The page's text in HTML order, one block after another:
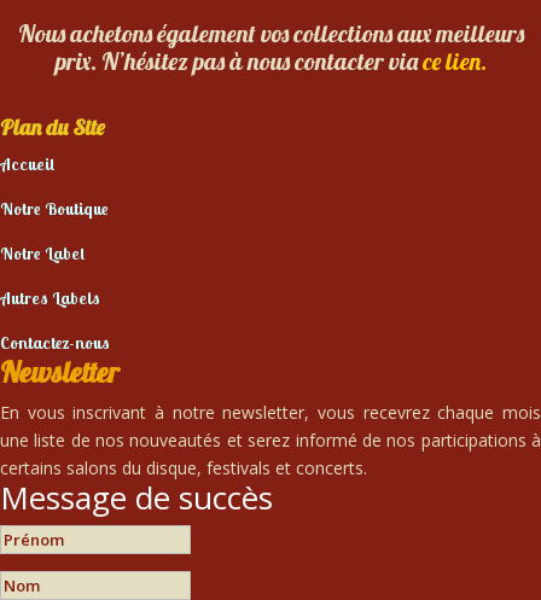
Nous achetons également vos collections aux meilleurs
prix. N’hésitez pas à nous contacter viace lien.
Plan du Site
Accueil
Notre Boutique
Notre Label
Autres Labels
Contactez-nous
Newsletter
En vous inscrivant à notre newsletter, vous recevrez chaque mois
une liste de nos nouveautés et serez informé de nos participations à
certains salons du disque, festivals et concerts.
Message de succès